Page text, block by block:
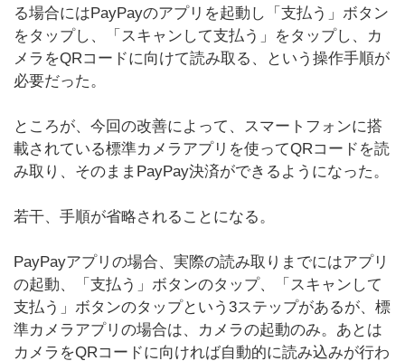
る場合にはPayPayのアプリを起動し「支払う」ボタン
をタップし、「スキャンして支払う」をタップし、カ
メラをQRコードに向けて読み取る、という操作手順が
必要だった。
ところが、今回の改善によって、スマートフォンに搭
載されている標準カメラアプリを使ってQRコードを読
み取り、そのままPayPay決済ができるようになった。
若干、手順が省略されることになる。
PayPayアプリの場合、実際の読み取りまでにはアプリ
の起動、「支払う」ボタンのタップ、「スキャンして
支払う」ボタンのタップという3ステップがあるが、標
準カメラアプリの場合は、カメラの起動のみ。あとは
カメラをQRコードに向ければ自動的に読み込みが行わ